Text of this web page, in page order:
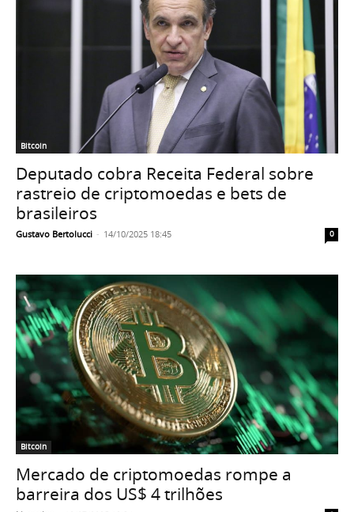
Bitcoin
Deputado cobra Receita Federal sobre
rastreio de criptomoedas e bets de
brasileiros
Gustavo Bertolucci - 14/10/2025 18:45 0
Bitcoin
Mercado de criptomoedas rompe a
barreira dos US$ 4 trilhões